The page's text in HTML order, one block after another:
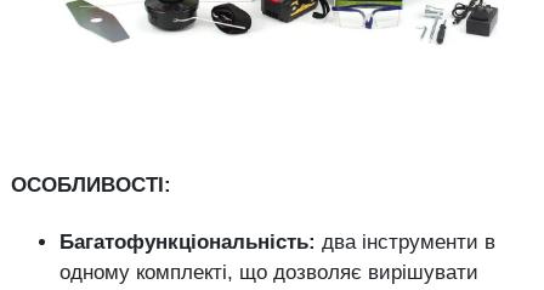
ОСОБЛИВОСТІ:
Багатофункціональність: два інструменти в
одному комплекті, що дозволяє вирішувати